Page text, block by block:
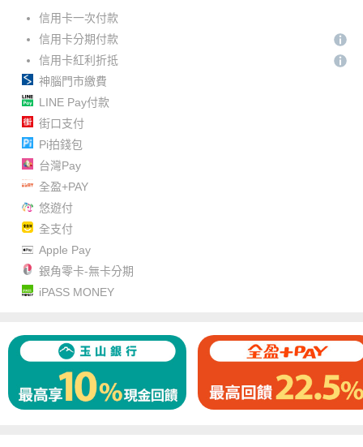
信用卡一次付款
信用卡分期付款
信用卡紅利折抵
神腦門市繳費
LINE Pay付款
街口支付
Pi拍錢包
台灣Pay
全盈+PAY
悠遊付
全支付
Apple Pay
銀角零卡-無卡分期
iPASS MONEY